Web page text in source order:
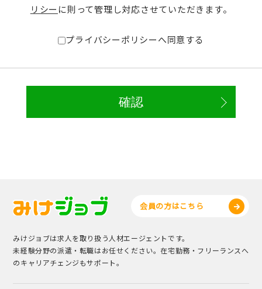
リシー に則って管理し対応させていただきます。
プライバシーポリシーへ同意する
会員の方はこちら
みけジョブは求人を取り扱う人材エージェントです。
未経験分野の派遣・転職はお任せください。在宅勤務・フリーランスへ
のキャリアチェンジもサポート。